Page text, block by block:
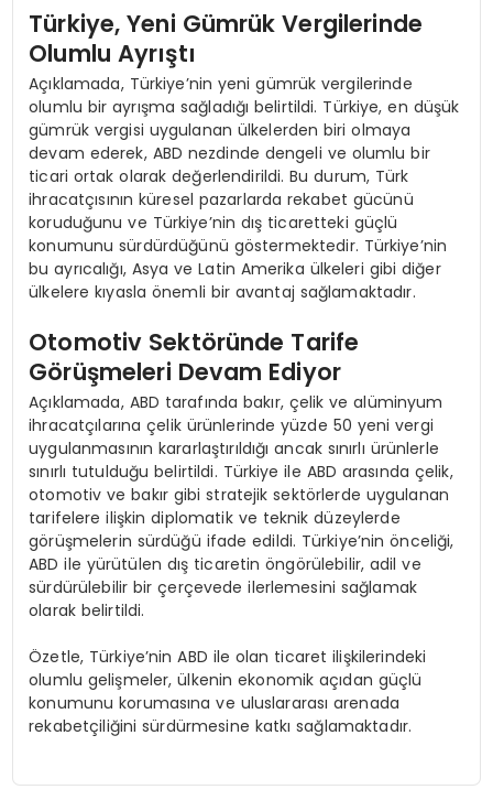
Türkiye, Yeni Gümrük Vergilerinde
Olumlu Ayrıştı
Açıklamada, Türkiye’nin yeni gümrük vergilerinde
olumlu bir ayrışma sağladığı belirtildi. Türkiye, en düşük
gümrük vergisi uygulanan ülkelerden biri olmaya
devam ederek, ABD nezdinde dengeli ve olumlu bir
ticari ortak olarak değerlendirildi. Bu durum, Türk
ihracatçısının küresel pazarlarda rekabet gücünü
koruduğunu ve Türkiye’nin dış ticaretteki güçlü
konumunu sürdürdüğünü göstermektedir. Türkiye’nin
bu ayrıcalığı, Asya ve Latin Amerika ülkeleri gibi diğer
ülkelere kıyasla önemli bir avantaj sağlamaktadır.
Otomotiv Sektöründe Tarife
Görüşmeleri Devam Ediyor
Açıklamada, ABD tarafında bakır, çelik ve alüminyum
ihracatçılarına çelik ürünlerinde yüzde 50 yeni vergi
uygulanmasının kararlaştırıldığı ancak sınırlı ürünlerle
sınırlı tutulduğu belirtildi. Türkiye ile ABD arasında çelik,
otomotiv ve bakır gibi stratejik sektörlerde uygulanan
tarifelere ilişkin diplomatik ve teknik düzeylerde
görüşmelerin sürdüğü ifade edildi. Türkiye’nin önceliği,
ABD ile yürütülen dış ticaretin öngörülebilir, adil ve
sürdürülebilir bir çerçevede ilerlemesini sağlamak
olarak belirtildi.
Özetle, Türkiye’nin ABD ile olan ticaret ilişkilerindeki
olumlu gelişmeler, ülkenin ekonomik açıdan güçlü
konumunu korumasına ve uluslararası arenada
rekabetçiliğini sürdürmesine katkı sağlamaktadır.